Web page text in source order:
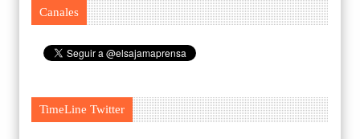
Canales
TimeLine Twitter